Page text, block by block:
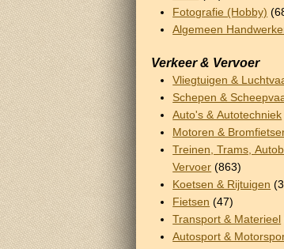
Fotografie (Hobby)
Algemeen
Verkeer & Vervoer
Vliegtuigen &
Schepen &
Auto's & Autotechniek
Motoren &
Treinen, Trams,
Vervoer (863)
Koetsen & Rijtuigen
Fietsen (47)
Transport & Materieel
Autosport &